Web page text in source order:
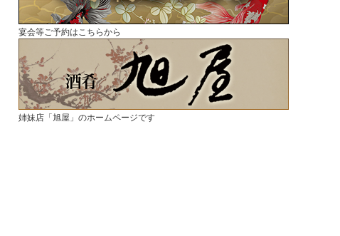
宴会等ご予約はこちらから
姉妹店「旭屋」のホームページです